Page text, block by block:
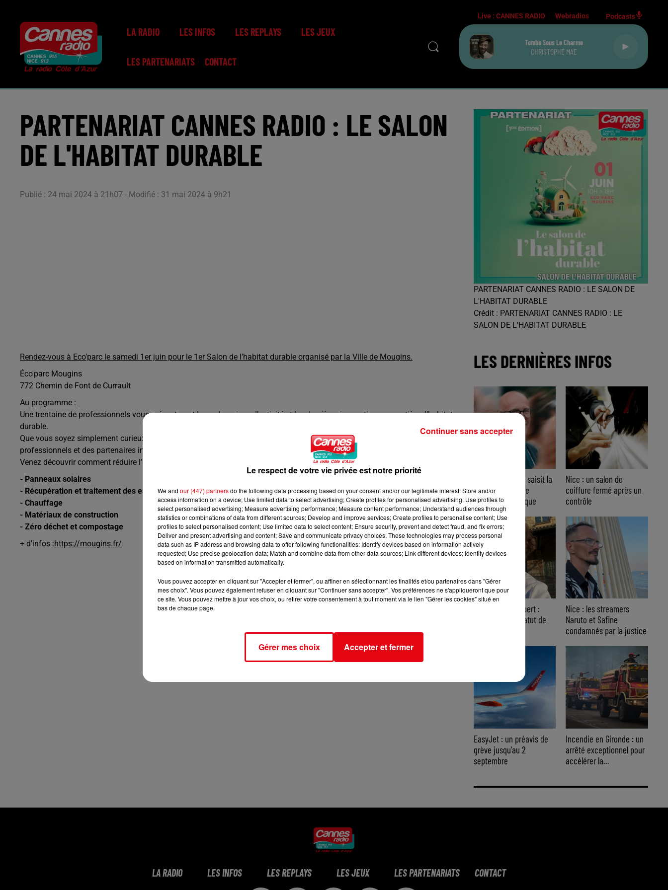
LA RADIO LES INFOS LES REPLAYS LES JEUX
LES PARTENARIATS CONTACT
Live :CANNES RADIO Webradios Podcasts
Tombe Sous Le Charme
CHRISTOPHE MAE
PARTENARIAT CANNES RADIO : LE SALON
DE L'HABITAT DURABLE
Publié : 24 mai 2024 à 21h07 - Modifié : 31 mai 2024 à 9h21
PARTENARIAT CANNES RADIO : LE SALON DE
L'HABITAT DURABLE
Crédit : PARTENARIAT CANNES RADIO : LE
SALON DE L'HABITAT DURABLE
Rendez-vous à Eco’parc le samedi 1er juin pour le 1er Salon de l’habitat durable organisé par la Ville de Mougins.
Éco'parc Mougins
772 Chemin de Font de Currault
Au programme :
Une trentaine de professionnels vous présenteront leurs domaines d’activité et les dernières innovations en matière d’habitat
durable.
Que vous soyez simplement curieux ou que vous ayez un projet d’aménagement de votre habitation, l’ensemble des
professionnels et des partenaires institutionnels présents répondra à toutes vos questions.
Venez découvrir comment réduire l’empreinte carbone de votre lieu de vie.
- Panneaux solaires
- Récupération et traitement des eaux
- Chauffage
- Matériaux de construction
- Zéro déchet et compostage
+ d'infos :https://mougins.fr/
LES DERNIÈRES INFOS
Nice : Éric Ciotti saisit la
justice après une
chanson polémique
Nice : un salon de
coiffure fermé après un
contrôle
Affaire Jean Imbert :
placé sous le statut de
Nice : les streamers
Naruto et Safine
condamnés par la justice
EasyJet : un préavis de
grève jusqu'au 2
septembre
Incendie en Gironde : un
arrêté exceptionnel pour
accélérer la...
LA RADIO LES INFOS LES REPLAYS LES JEUX LES PARTENARIATS CONTACT
Le respect de votre vie privée est notre priorité
We and our (447) partnersdo the following data processing based on your consent and/or our legitimate interest: Store and/or
access information on a device; Use limited data to select advertising; Create profiles for personalised advertising; Use profiles to
select personalised advertising; Measure advertising performance; Measure content performance; Understand audiences through
statistics or combinations of data from different sources; Develop and improve services; Create profiles to personalise content; Use
profiles to select personalised content; Use limited data to select content; Ensure security, prevent and detect fraud, and fix errors;
Deliver and present advertising and content; Save and communicate privacy choices. These technologies may process personal
data such as IP address and browsing data to offer following functionalities: Identify devices based on information actively
requested; Use precise geolocation data; Match and combine data from other data sources; Link different devices; Identify devices
based on information transmitted automatically.
Vous pouvez accepter en cliquant sur "Accepter et fermer", ou affiner en sélectionnant les finalités et/ou partenaires dans "Gérer
mes choix". Vous pouvez également refuser en cliquant sur "Continuer sans accepter". Vos préférences ne s'appliqueront que pour
ce site. Vous pouvez mettre à jour vos choix, ou retirer votre consentement à tout moment via le lien "Gérer les cookies" situé en
bas de chaque page.
Gérer mes choix Accepter et fermer
Continuer sans accepter